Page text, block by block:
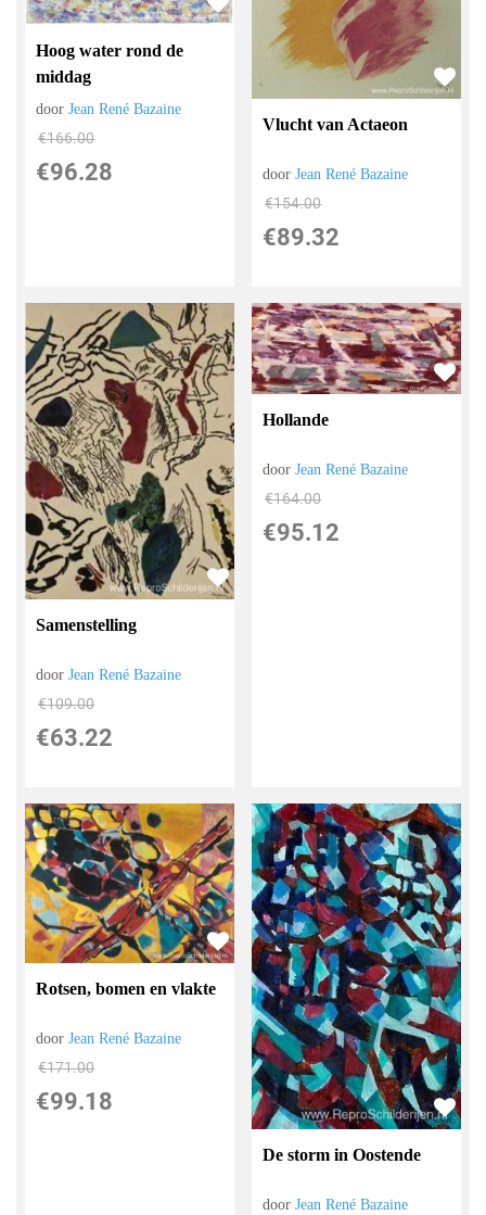
Hoog water rond de
middag
doorJean René Bazaine
€166.00
€96.28
Vlucht van Actaeon
doorJean René Bazaine
€154.00
€89.32
Samenstelling
doorJean René Bazaine
€109.00
€63.22
Hollande
doorJean René Bazaine
€164.00
€95.12
Rotsen, bomen en vlakte
doorJean René Bazaine
€171.00
€99.18
De storm in Oostende
doorJean René Bazaine